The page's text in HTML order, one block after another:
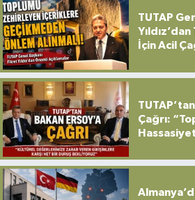
TUTAP
İçin Acil
Çağrı: